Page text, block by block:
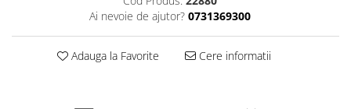
Ai nevoie de ajutor? 0731369300
Adauga la Favorite Cere informatii